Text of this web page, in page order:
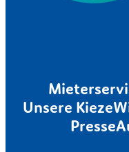
Unsere Kieze
Presse